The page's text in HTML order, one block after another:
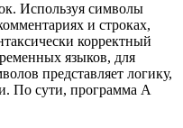
Используя символы
и строках,
корректный
языков, для
представляет логику,
По сути, программа А